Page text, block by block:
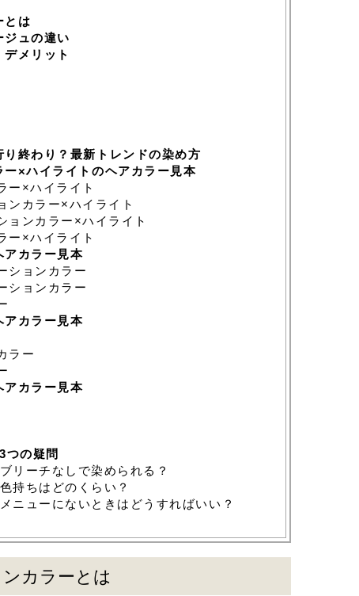
とは
ジュの違い
メリット
終わり？最新トレンドの染め方
×ハイライトのヘアカラー見本
ー×ハイライト
ンカラー×ハイライト
ョンカラー×ハイライト
ー×ハイライト
アカラー見本
ションカラー
ションカラー
アカラー見本
ラー
アカラー見本
つの疑問
リーチなしで染められる？
持ちはどのくらい？
ニューにないときはどうすればいい？
カラーとは